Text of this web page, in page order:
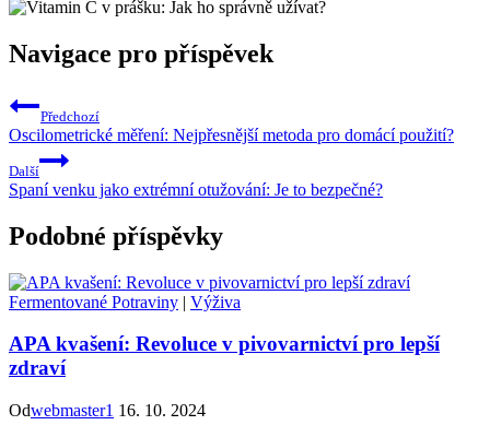
Navigace pro příspěvek
Předchozí
Oscilometrické měření: Nejpřesnější metoda pro domácí použití?
Další
Spaní venku jako extrémní otužování: Je to bezpečné?
Podobné příspěvky
Fermentované Potraviny | Výživa
APA kvašení: Revoluce v pivovarnictví pro lepší
zdraví
Odwebmaster1 16. 10. 2024